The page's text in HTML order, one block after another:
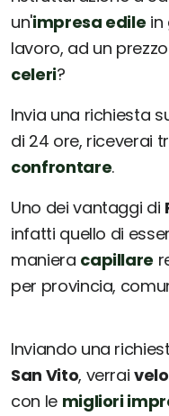
un'impresa edile in
lavoro, ad un
celeri?
Invia una richiesta
di 24 ore, riceverai
confrontare.
Uno dei vantaggi di
infatti quello di
maniera capillare
per provincia,
Inviando una
San Vito, verrai
con le migliori